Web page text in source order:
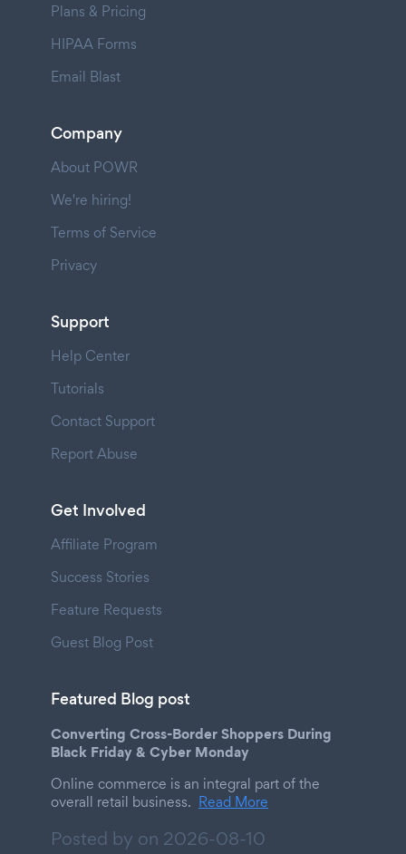
Plans & Pricing
HIPAA Forms
Email Blast
Company
About POWR
We're hiring!
Terms of Service
Privacy
Support
Help Center
Tutorials
Contact Support
Report Abuse
Get Involved
Affiliate Program
Success Stories
Feature Requests
Guest Blog Post
Featured Blog post
Converting Cross-Border Shoppers During
Black Friday & Cyber Monday
Online commerce is an integral part of the
overall retail business. Read More
Posted by on 2026-08-10